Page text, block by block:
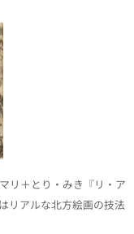
リ＋とり・みき『リ・ア
リアルな北方絵画の技法